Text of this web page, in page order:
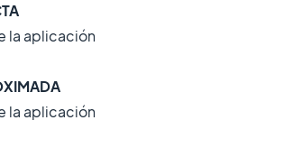
la aplicación
la aplicación